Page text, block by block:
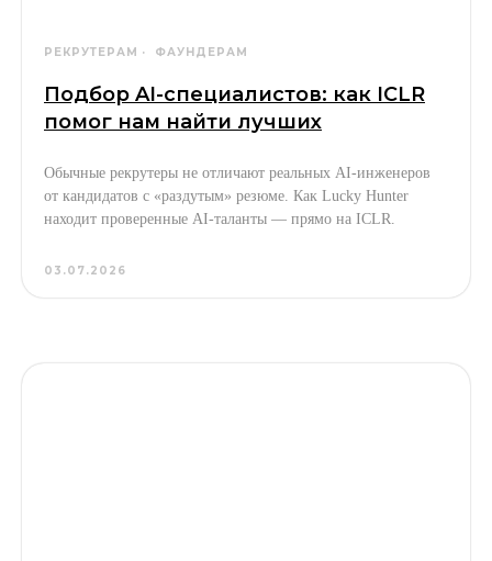
РЕКРУТЕРАМ ФАУНДЕРАМ
Подбор AI-специалистов: как ICLR
помог нам найти лучших
Обычные рекрутеры не отличают реальных AI-инженеров
от кандидатов с «раздутым» резюме. Как Lucky Hunter
находит проверенные AI-таланты — прямо на ICLR.
03.07.2026